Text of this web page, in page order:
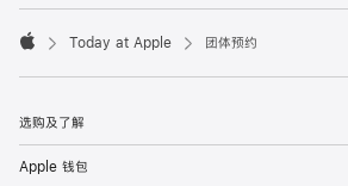
Today at Apple 团体预约
选购及了解
Apple 钱包